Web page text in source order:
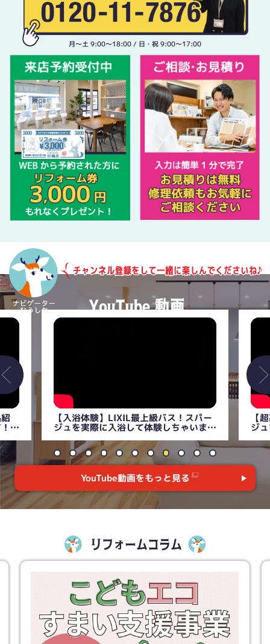
月〜土 9:00〜18:00 / 日・祝 9:00〜17:00
【超高級】リクシル最上級の浴室スパー
ジュを徹底解説！まるでスパ！？
【
説
YouTube動画をもっと見る
リフォームコラム